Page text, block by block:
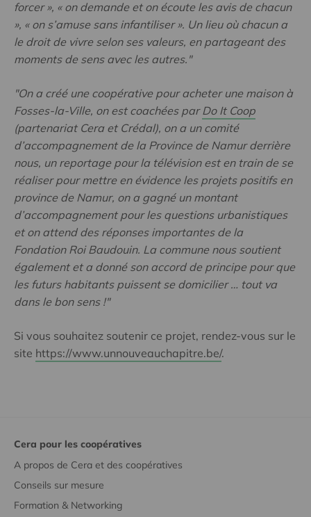
forcer », « on demande et on écoute les avis de chacun
», « on s’amuse sans infantiliser ». Un lieu où chacun a
le droit de vivre selon ses valeurs, en partageant des
moments de sens avec les autres."
"On a créé une coopérative pour acheter une maison à
Fosses-la-Ville, on est coachées par Do It Coop
(partenariat Cera et Crédal), on a un comité
d’accompagnement de la Province de Namur derrière
nous, un reportage pour la télévision est en train de se
réaliser pour mettre en évidence les projets positifs en
province de Namur, on a gagné un montant
d’accompagnement pour les questions urbanistiques
et on attend des réponses importantes de la
Fondation Roi Baudouin. La commune nous soutient
également et a donné son accord de principe pour que
les futurs habitants puissent se domicilier … tout va
dans le bon sens !"
Si vous souhaitez soutenir ce projet, rendez-vous sur le
site https://www.unnouveauchapitre.be/.
Cera pour les coopératives
A propos de Cera et des coopératives
Conseils sur mesure
Formation & Networking